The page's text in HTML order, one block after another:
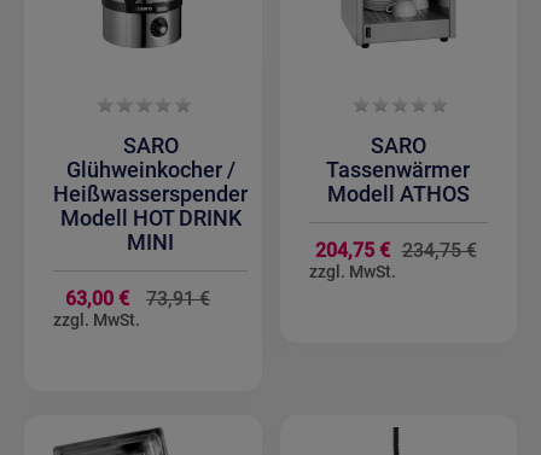
SARO
Glühweinkocher /
Heißwasserspender
Modell HOT DRINK
MINI
63,00 € 73,91 €
SARO
Tassenwärmer
Modell ATHOS
204,75 € 234,75 €